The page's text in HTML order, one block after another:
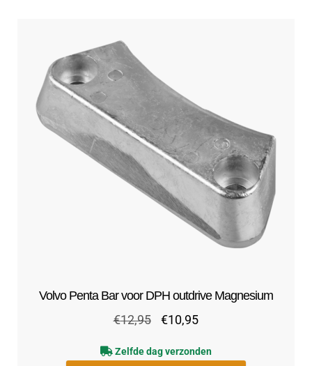
Volvo Penta Bar voor DPH outdrive Magnesium
€12,95
Oorspronkelijke
was:
€10,95Huidige
is:
Zelfde dag verzonden